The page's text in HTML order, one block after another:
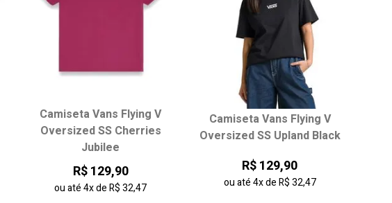
Escolha seu tamanho:
P M
GG
Escolha seu tamanho:
Camiseta Vans Flying V
Oversized SS Cherries
Jubilee
R$ 129,90
ou até4xdeR$ 32,47
Camiseta Vans Flying V
Oversized SS Upland Black
R$ 129,90
ou até4xdeR$ 32,47